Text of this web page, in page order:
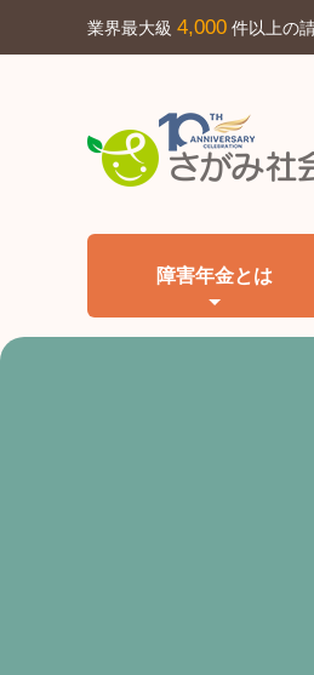
業界最大級 4,000 件以上の
障害年金とは